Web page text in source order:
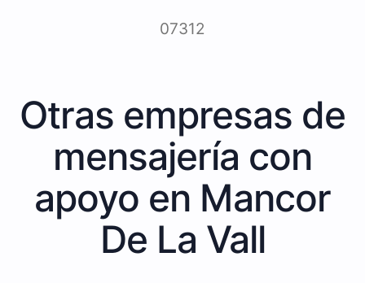
07312
Otras empresas de
mensajería con
apoyo en Mancor
De La Vall